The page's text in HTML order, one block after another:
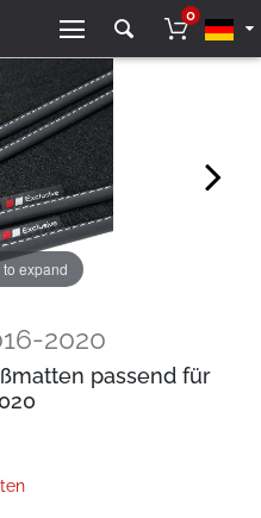
0
expand
2020
passend für